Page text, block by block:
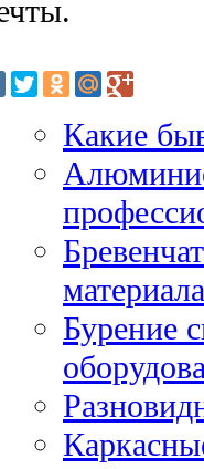
Какие
материала
Бурение